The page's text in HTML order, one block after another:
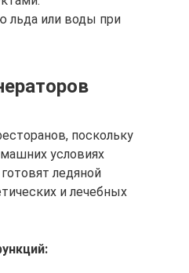
льда или воды при
поскольку
условиях
ледяной
и лечебных